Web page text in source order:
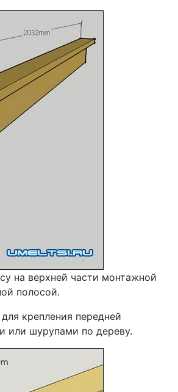
на верхней части монтажной
полосой.
крепления передней
или шурупами по дереву.